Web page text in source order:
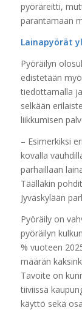
pyöräreitti,
parantamaan
Lainapyörät
Pyöräilyn
edistetään
tiedottamalla
selkään
liikkumisen
– Esimerkiksi
kovalla
parhaillaan
Täälläkin
Jyväskylään
Pyöräily on
pyöräilyn
% vuoteen
määrän
Tavoite on
tiiviissä
käyttö sekä